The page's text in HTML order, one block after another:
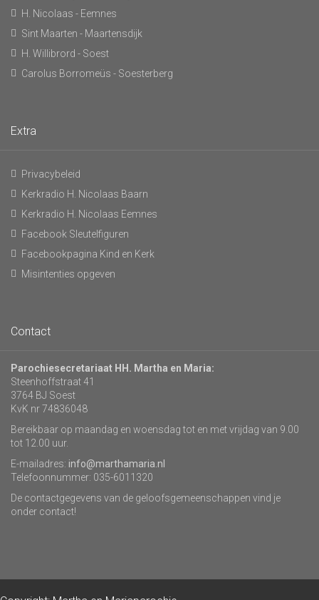
H. Nicolaas - Eemnes
Sint Maarten - Maartensdijk
H. Willibrord - Soest
Carolus Borromeüs - Soesterberg
Extra
Privacybeleid
Kerkradio H. Nicolaas Baarn
Kerkradio H. Nicolaas Eemnes
Facebook Sleutelfiguren
Facebookpagina Kind en Kerk
Misintenties opgeven
Contact
Parochiesecretariaat HH. Martha en Maria:
Steenhoffstraat 41
3764 BJ Soest
KvK nr 74836048
Bereikbaar op maandag en woensdag tot en met vrijdag van 9.00
tot 12.00 uur.
E-mailadres: info@marthamaria.nl
Telefoonnummer: 035-6011320
De contactgegevens van de geloofsgemeenschappen vind je
onder contact!